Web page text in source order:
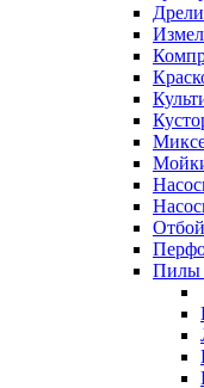
Дрели
Пилы